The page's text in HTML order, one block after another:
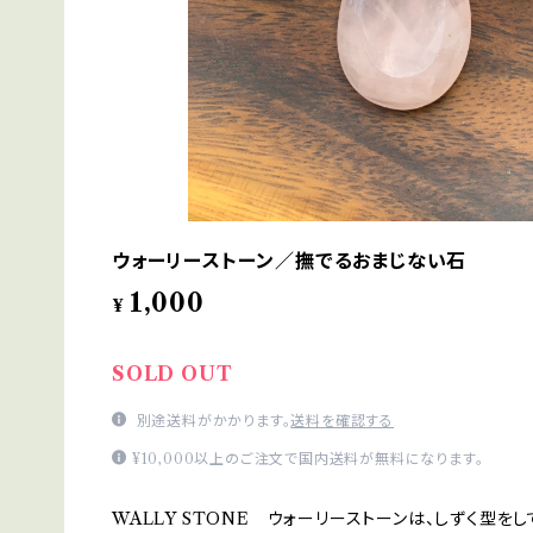
ウォーリーストーン／撫でるおまじない石
¥ 1,000
SOLD OUT
別途送料がかかります。送料を確認する
¥10,000以上のご注文で国内送料が無料になります。
WALLY STONE ウォーリーストーンは、しずく型をし